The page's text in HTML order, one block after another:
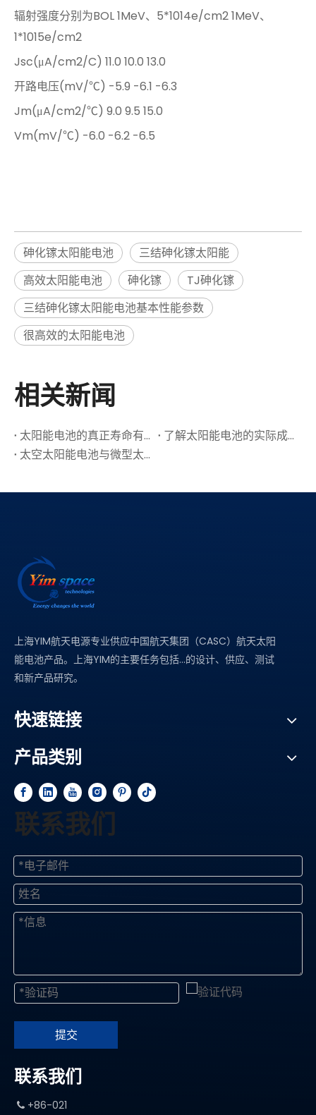
辐射强度分别为BOL 1MeV、5*1014e/cm2 1MeV、
1*1015e/cm2
Jsc(μA/cm2/C) 11.0 10.0 13.0
开路电压(mV/℃) -5.9 -6.1 -6.3
Jm(μA/cm2/℃) 9.0 9.5 15.0
Vm(mV/℃) -6.0 -6.2 -6.5
砷化镓太阳能电池
三结砷化镓太阳能
高效太阳能电池
砷化镓
TJ砷化镓
三结砷化镓太阳能电池基本性能参数
很高效的太阳能电池
相关新闻
太阳能电池的真正寿命有多长？使用寿命和维护指南
了解太阳能电池的实际成本：安装、运营和投资回报率
太空太阳能电池与微型太阳能电池：有什么区别？
上海YIM航天电源专业供应中国航天集团（CASC）航天太阳
能电池产品。上海YIM的主要任务包括...的设计、供应、测试
和新产品研究。
快速链接
产品类别
联系我们
提交
联系我们
 +86-021